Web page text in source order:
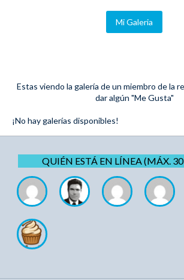
Mi Galeria
Estas viendo la galería de un miembro de la
dar algún "Me Gusta"
¡No hay galerías disponibles!
QUIÉN ESTÁ EN LÍNEA (MÁX. 30